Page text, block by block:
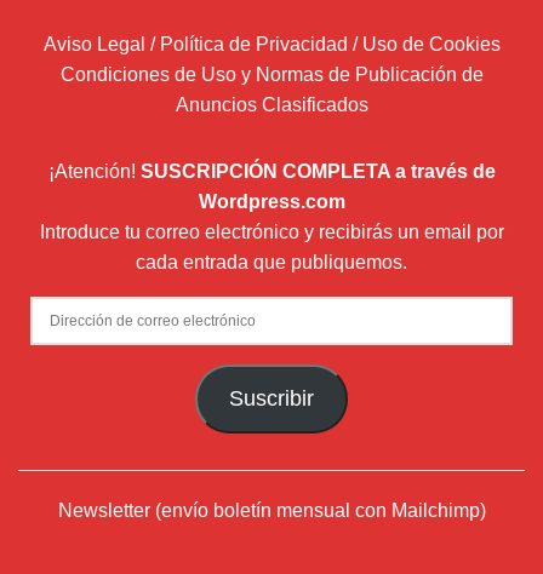
Aviso Legal / Política de Privacidad / Uso de Cookies
Condiciones de Uso y Normas de Publicación de
Anuncios Clasificados
¡Atención! SUSCRIPCIÓN COMPLETA a través de
Wordpress.com
Introduce tu correo electrónico y recibirás un email por
cada entrada que publiquemos.
Dirección
de
Suscribir
Newsletter (envío boletín mensual con Mailchimp)